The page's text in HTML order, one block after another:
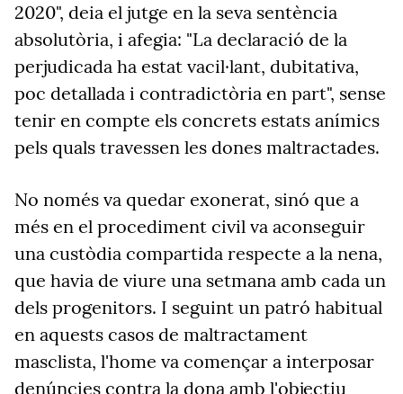
2020", deia el jutge en la seva sentència
absolutòria, i afegia: "La declaració de la
perjudicada ha estat vacil·lant, dubitativa,
poc detallada i contradictòria en part", sense
tenir en compte els concrets estats anímics
pels quals travessen les dones maltractades.
No només va quedar exonerat, sinó que a
més en el procediment civil va aconseguir
una custòdia compartida respecte a la nena,
que havia de viure una setmana amb cada un
dels progenitors. I seguint un patró habitual
en aquests casos de maltractament
masclista, l'home va començar a interposar
denúncies contra la dona amb l'objectiu